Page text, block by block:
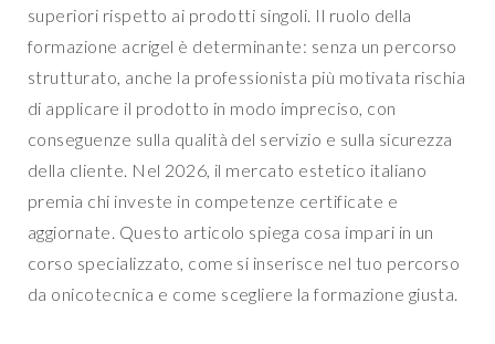
superiori rispetto ai prodotti singoli. Il ruolo della
formazione acrigel è determinante: senza un percorso
strutturato, anche la professionista più motivata rischia
di applicare il prodotto in modo impreciso, con
conseguenze sulla qualità del servizio e sulla sicurezza
della cliente. Nel 2026, il mercato estetico italiano
premia chi investe in competenze certificate e
aggiornate. Questo articolo spiega cosa impari in un
corso specializzato, come si inserisce nel tuo percorso
da onicotecnica e come scegliere la formazione giusta.